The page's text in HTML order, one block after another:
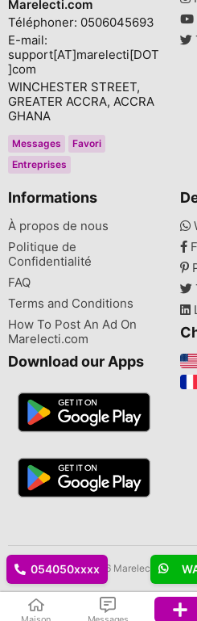
054050xxxx
Marelecti.com
Téléphoner: 0506045693
E-mail:
support[AT]marelecti[DOT
]com
WINCHESTER STREET,
GREATER ACCRA, ACCRA
GHANA
Messages
Favori
Entreprises
Informations
À propos de nous
Politique de
Confidentialité
FAQ
Terms and Conditions
How To Post An Ad On
Marelecti.com
Download our Apps
Droits d'auteur © 2026 Marelecti.com